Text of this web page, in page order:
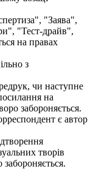
"Заява",
"Тест-драйв",
на правах
з
чи наступне
на
забороняється.
є автор
творів